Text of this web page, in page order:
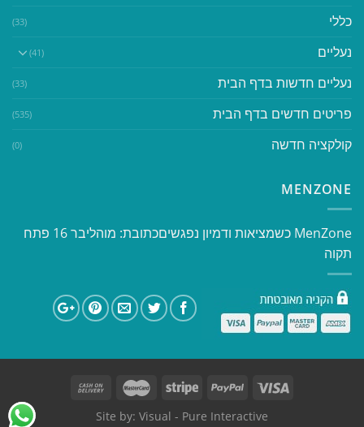
כללי (33)
נעליים (41)
נעליים חדשות בדף הבית (33)
פריטים חדשים בדף הבית (535)
קולקציה חדשה (0)
MENZONE
​​MenZone כשמציאות ודמיון נפגשים​ כתובת: מוהליבר 16 פתח
תקוה
Site by: Visual - Pure Interactive